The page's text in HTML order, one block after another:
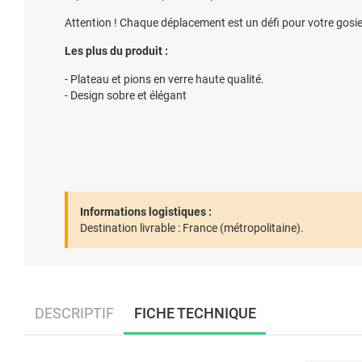
Attention ! Chaque déplacement est un défi pour votre
Les plus du produit :
- Plateau et pions en verre haute qualité.
- Design sobre et élégant
Informations logistiques :
Destination livrable : France (métropolitaine).
DESCRIPTIF FICHE TECHNIQUE